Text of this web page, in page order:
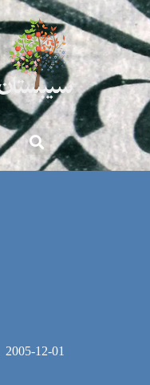
2005-12-01